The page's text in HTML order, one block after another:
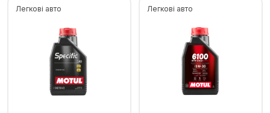
Легкові авто Легкові авто